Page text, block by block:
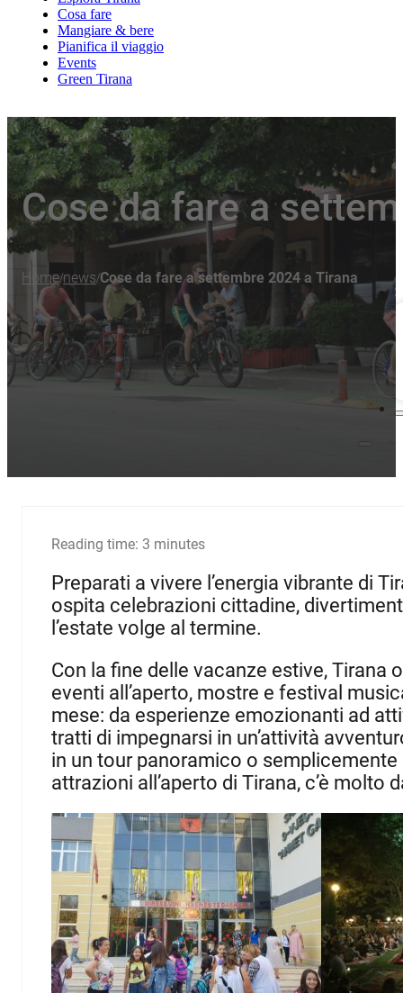
Cosa fare
Mangiare & bere
Pianifica il viaggio
Events
Green Tirana
Cose da fare a
Home/news/Cose da fare a settembre 2024 a Tirana
Reading time: 3 minutes
Preparati a vivere l’energia vibrante di
ospita celebrazioni cittadine,
l’estate volge al termine.
Con la fine delle vacanze estive,
eventi all’aperto, mostre e festival
mese: da esperienze emozionanti ad
tratti di impegnarsi in un’attività
in un tour panoramico o
attrazioni all’aperto di Tirana, c’è molto